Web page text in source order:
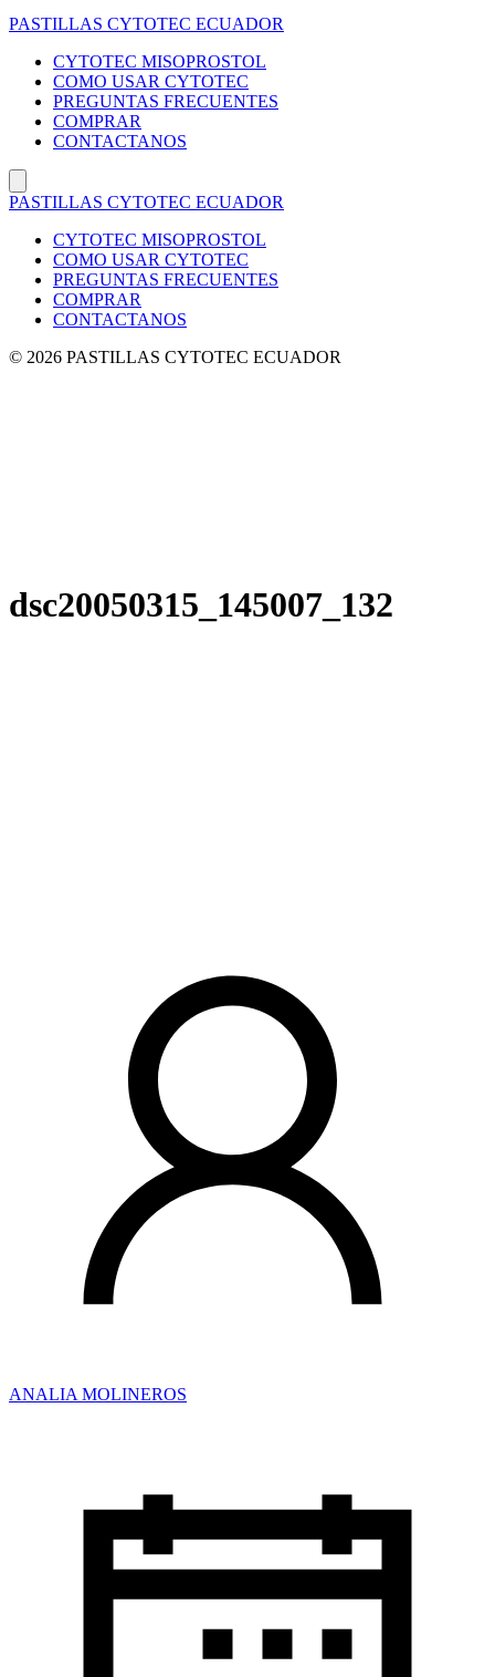
Saltar
al
contenido
PASTILLAS CYTOTEC ECUADOR
CYTOTEC MISOPROSTOL
COMO USAR CYTOTEC
PREGUNTAS FRECUENTES
COMPRAR
CONTACTANOS
PASTILLAS CYTOTEC ECUADOR
CYTOTEC MISOPROSTOL
COMO USAR CYTOTEC
PREGUNTAS FRECUENTES
COMPRAR
CONTACTANOS
© 2026 PASTILLAS CYTOTEC ECUADOR
dsc20050315_145007_132
ANALIA MOLINEROS